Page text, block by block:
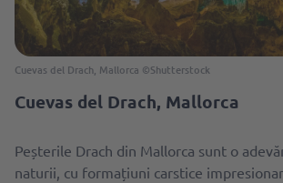
Cuevas del Drach, Mallorca ©Shutterstock
Cuevas del Drach, Mallorca
Peșterile Drach din Mallorca sunt o
naturii, cu formațiuni carstice